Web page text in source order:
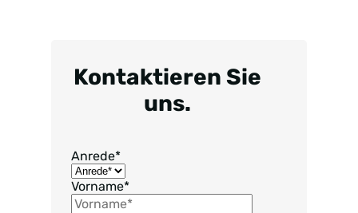
Kontaktieren Sie
uns.
Anrede*
Vorname*